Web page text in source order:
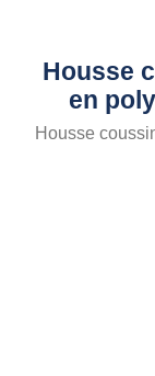
Housse
en
Housse